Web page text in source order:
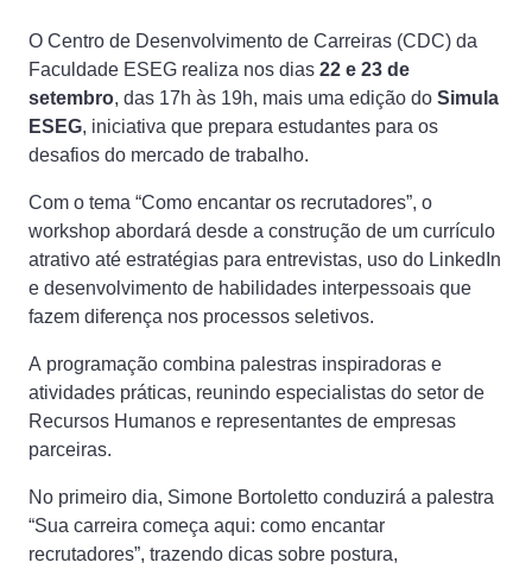
O Centro de Desenvolvimento de Carreiras (CDC) da
Faculdade ESEG realiza nos dias 22 e 23 de
setembro, das 17h às 19h, mais uma edição do Simula
ESEG, iniciativa que prepara estudantes para os
desafios do mercado de trabalho.
Com o tema “Como encantar os recrutadores”, o
workshop abordará desde a construção de um currículo
atrativo até estratégias para entrevistas, uso do LinkedIn
e desenvolvimento de habilidades interpessoais que
fazem diferença nos processos seletivos.
A programação combina palestras inspiradoras e
atividades práticas, reunindo especialistas do setor de
Recursos Humanos e representantes de empresas
parceiras.
No primeiro dia, Simone Bortoletto conduzirá a palestra
“Sua carreira começa aqui: como encantar
recrutadores”, trazendo dicas sobre postura,